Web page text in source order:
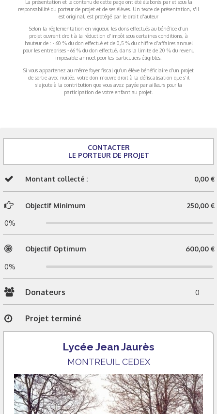
La présentation et le contenu de cette page ont été élaborés par et sous la
responsabilité du porteur de projet et de ses élèves. Un texte de présentation, s'il
est original, est protégé par le droit d'auteur
Selon la réglementation en vigueur, les dons effectués au bénéfice d’un
projet ouvrent droit à la réduction d’impôt sous certaines conditions, à
hauteur de : - 60 % du don effectué et de 0,5 % du chiffre d’affaires annuel
pour les entreprises - 66 % du don effectué, dans la limite de 20 % du revenu
imposable annuel pour les particuliers éligibles.
Si vous appartenez au même foyer fiscal qu’un élève bénéficiaire d’un projet
de sortie avec nuitée, votre don n’ouvre droit à la défiscalisation que s’il
s’ajoute à la contribution que vous avez payée par ailleurs pour la
participation de votre enfant au projet.
CONTACTER
LE PORTEUR DE PROJET
Montant collecté : 0,00 €
Objectif Minimum 250,00 €
0%
Objectif Optimum 600,00 €
0%
Donateurs 0
Projet terminé
Lycée Jean Jaurès
MONTREUIL CEDEX